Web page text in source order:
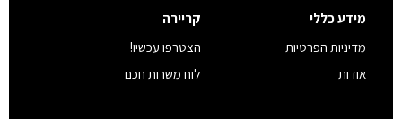
מידע כללי
מדיניות הפרטיות
אודות
קריירה
הצטרפו עכשיו!
לוח משרות חכם